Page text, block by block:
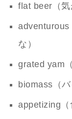
flat beer（気
adventurous
な）
grated yam
biomass（バ
appetizing（